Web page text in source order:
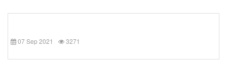
07 Sep 2021 3271